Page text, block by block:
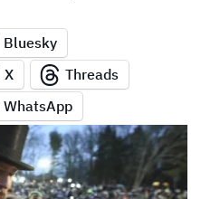
Bluesky
X
Threads
WhatsApp